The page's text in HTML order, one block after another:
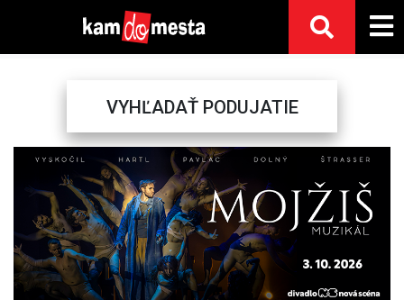
VYHĽADAŤ PODUJATIE
Previous